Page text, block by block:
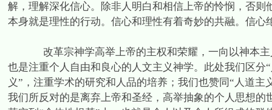
解，理解深化信心。除非人明白和相信上帝的怜悯，否
本身就是理性的行动。信心和理性有着奇妙的共融。信
改革宗神学高举上帝的主权和荣耀，一向以神本
也是注重个人自由和良心的人文主义神学。此处我们区分
义”，注重学术的研究和人品的培养；我们也赞同“人道
我们所反对的是离弃上帝和圣经，高举抽象的个人思想